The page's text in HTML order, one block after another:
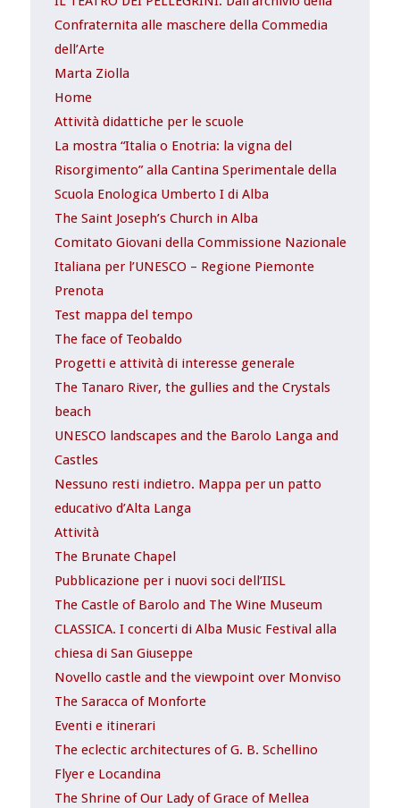
Confraternita alle maschere della Commedia
dell’Arte
Marta Ziolla
Home
Attività didattiche per le scuole
La mostra “Italia o Enotria: la vigna del
Risorgimento” alla Cantina Sperimentale della
Scuola Enologica Umberto I di Alba
The Saint Joseph’s Church in Alba
Comitato Giovani della Commissione Nazionale
Italiana per l’UNESCO – Regione Piemonte
Prenota
Test mappa del tempo
The face of Teobaldo
Progetti e attività di interesse generale
The Tanaro River, the gullies and the Crystals
beach
UNESCO landscapes and the Barolo Langa and
Castles
Nessuno resti indietro. Mappa per un patto
educativo d’Alta Langa
Attività
The Brunate Chapel
Pubblicazione per i nuovi soci dell’IISL
The Castle of Barolo and The Wine Museum
CLASSICA. I concerti di Alba Music Festival alla
chiesa di San Giuseppe
Novello castle and the viewpoint over Monviso
The Saracca of Monforte
Eventi e itinerari
The eclectic architectures of G. B. Schellino
Flyer e Locandina
The Shrine of Our Lady of Grace of Mellea